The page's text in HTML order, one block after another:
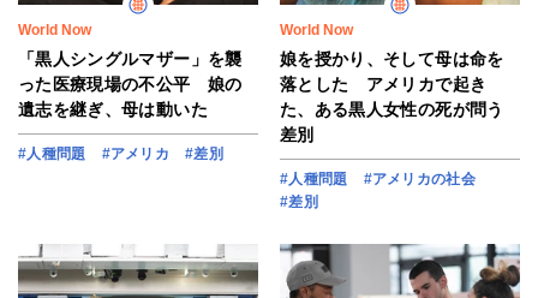
World Now
「黒人シングルマザー」を襲
った医療現場の不公平 娘の
遺志を継ぎ、母は動いた
#人種問題 #アメリカ #差別
World Now
娘を授かり、そして母は命を
落とした アメリカで起き
た、ある黒人女性の死が問う
差別
#人種問題
#アメリカの社会
#差別